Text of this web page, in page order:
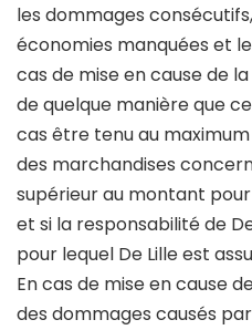
les dommages
économies manquées et
cas de mise en cause de
de quelque manière que
cas être tenu au
des marchandises
supérieur au montant
et si la responsabilité de
pour lequel De Lille est
En cas de mise en cause
des dommages causés